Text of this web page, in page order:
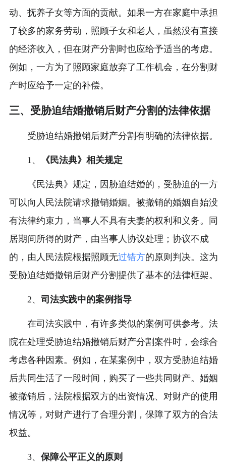
动、抚养子女等方面的贡献。如果一方在家庭中承担
了较多的家务劳动，照顾子女和老人，虽然没有直接
的经济收入，但在财产分割时也应给予适当的考虑。
例如，一方为了照顾家庭放弃了工作机会，在分割财
产时应给予一定的补偿。
三、受胁迫结婚撤销后财产分割的法律依据
受胁迫结婚撤销后财产分割有明确的法律依据。
1、 《民法典》相关规定
《民法典》规定，因胁迫结婚的，受胁迫的一方
可以向人民法院请求撤销婚姻。被撤销的婚姻自始没
有法律约束力，当事人不具有夫妻的权利和义务。同
居期间所得的财产，由当事人协议处理；协议不成
的，由人民法院根据照顾无过错方的原则判决。这为
受胁迫结婚撤销后财产分割提供了基本的法律框架。
2、 司法实践中的案例指导
在司法实践中，有许多类似的案例可供参考。法
院在处理受胁迫结婚撤销后财产分割案件时，会综合
考虑各种因素。例如，在某案例中，双方受胁迫结婚
后共同生活了一段时间，购买了一些共同财产。婚姻
被撤销后，法院根据双方的出资情况、对财产的使用
情况等，对财产进行了合理分割，保障了双方的合法
权益。
3、 保障公平正义的原则